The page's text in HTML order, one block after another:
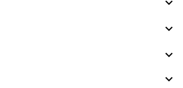



